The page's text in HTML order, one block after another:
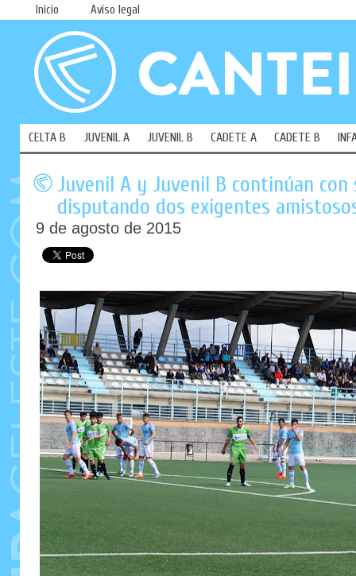
Inicio Aviso legal
CELTA B JUVENIL A JUVENIL B CADETE A CADETE B
Juvenil A y Juvenil B continúan
disputando dos exigentes
9 de agosto de 2015